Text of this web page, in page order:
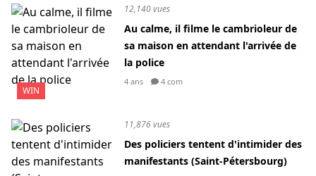
WIN
12,140 vues
Au calme, il filme le cambrioleur de
sa maison en attendant l'arrivée de
la police
4 ans 4 com
11,876 vues
Des policiers tentent d'intimider des
manifestants (Saint-Pétersbourg)